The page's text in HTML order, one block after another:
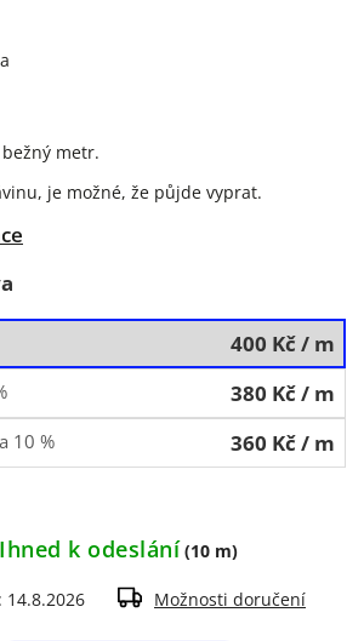
metr.
je možné, že půjde vyprat.
400 Kč/ m
380 Kč/ m
10 % 360 Kč/ m
k odeslání (10 m)
14.8.2026 Možnosti doručení